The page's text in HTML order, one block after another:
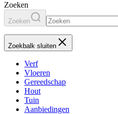
Zoeken
Zoeken
Zoekbalk sluiten
Verf
Vloeren
Gereedschap
Hout
Tuin
Aanbiedingen